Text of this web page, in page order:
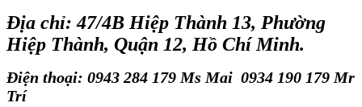
Địa chỉ: 47/4B Hiệp Thành 13, Phường
Hiệp Thành, Quận 12, Hồ Chí Minh.
Điện thoại: 0943 284 179 Ms Mai 0934 190 179 Mr
Trí